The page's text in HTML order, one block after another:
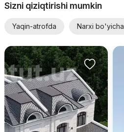
Sizni qiziqtirishi mumkin
Yaqin-atrofda Narxi bo'yicha